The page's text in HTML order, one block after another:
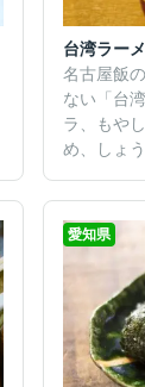
台湾ラー
名古屋飯
ない「台
ラ、もや
め、しょ
愛知県